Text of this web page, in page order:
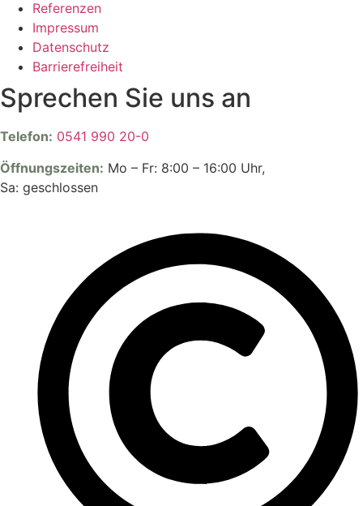
Referenzen
Impressum
Datenschutz
Barrierefreiheit
Sprechen Sie uns an
Telefon: 0541 990 20-0
Öffnungszeiten: Mo – Fr: 8:00 – 16:00 Uhr,
Sa: geschlossen